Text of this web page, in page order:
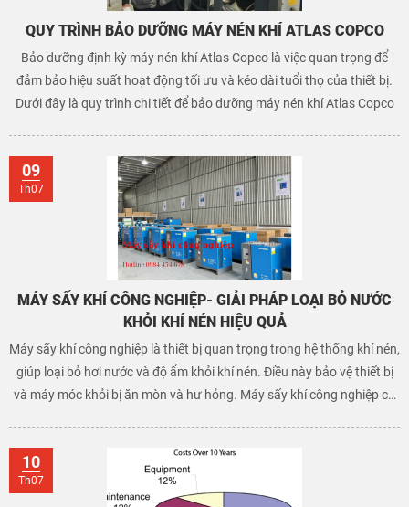
QUY TRÌNH BẢO DƯỠNG MÁY NÉN KHÍ ATLAS COPCO
Bảo dưỡng định kỳ máy nén khí Atlas Copco là việc quan trọng để
đảm bảo hiệu suất hoạt động tối ưu và kéo dài tuổi thọ của thiết bị.
Dưới đây là quy trình chi tiết để bảo dưỡng máy nén khí Atlas Copco
09
Th07
MÁY SẤY KHÍ CÔNG NGHIỆP- GIẢI PHÁP LOẠI BỎ NƯỚC
KHỎI KHÍ NÉN HIỆU QUẢ
Máy sấy khí công nghiệp là thiết bị quan trọng trong hệ thống khí nén,
giúp loại bỏ hơi nước và độ ẩm khỏi khí nén. Điều này bảo vệ thiết bị
và máy móc khỏi bị ăn mòn và hư hỏng. Máy sấy khí công nghiệp có
chế tạo, y tế, và thực phẩm. Sử dụng máy sấy khí công nghiệp giúp
cải thiện chất lượng khí nén, tăng hiệu quả hoạt động và tiết kiệm chi
10
Th07